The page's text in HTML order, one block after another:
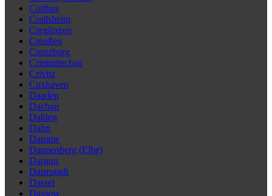
Cottbus
Crailsheim
Creglingen
Creußen
Creuzburg
Crimmitschau
Crivitz
Cuxhaven
Daaden
Dachau
Dahlen
Dahn
Damme
Dannenberg (Elbe)
Dargun
Darmstadt
Dassel
Dassow